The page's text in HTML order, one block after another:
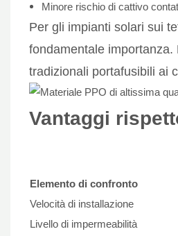
Minore rischio di cattivo
Per gli impianti solari sui
fondamentale
tradizionali portafusibili ai
Vantaggi
Elemento di confronto
Velocità di installazione
Livello di impermeabilità